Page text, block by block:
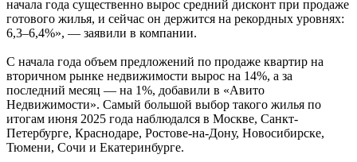
начала года существенно вырос средний дисконт при продаже
готового жилья, и сейчас он держится на рекордных уровнях:
6,3–6,4%», — заявили в компании.
С начала года объем предложений по продаже квартир на
вторичном рынке недвижимости вырос на 14%, а за
последний месяц — на 1%, добавили в «Авито
Недвижимости». Самый большой выбор такого жилья по
итогам июня 2025 года наблюдался в Москве, Санкт-
Петербурге, Краснодаре, Ростове-на-Дону, Новосибирске,
Тюмени, Сочи и Екатеринбурге.